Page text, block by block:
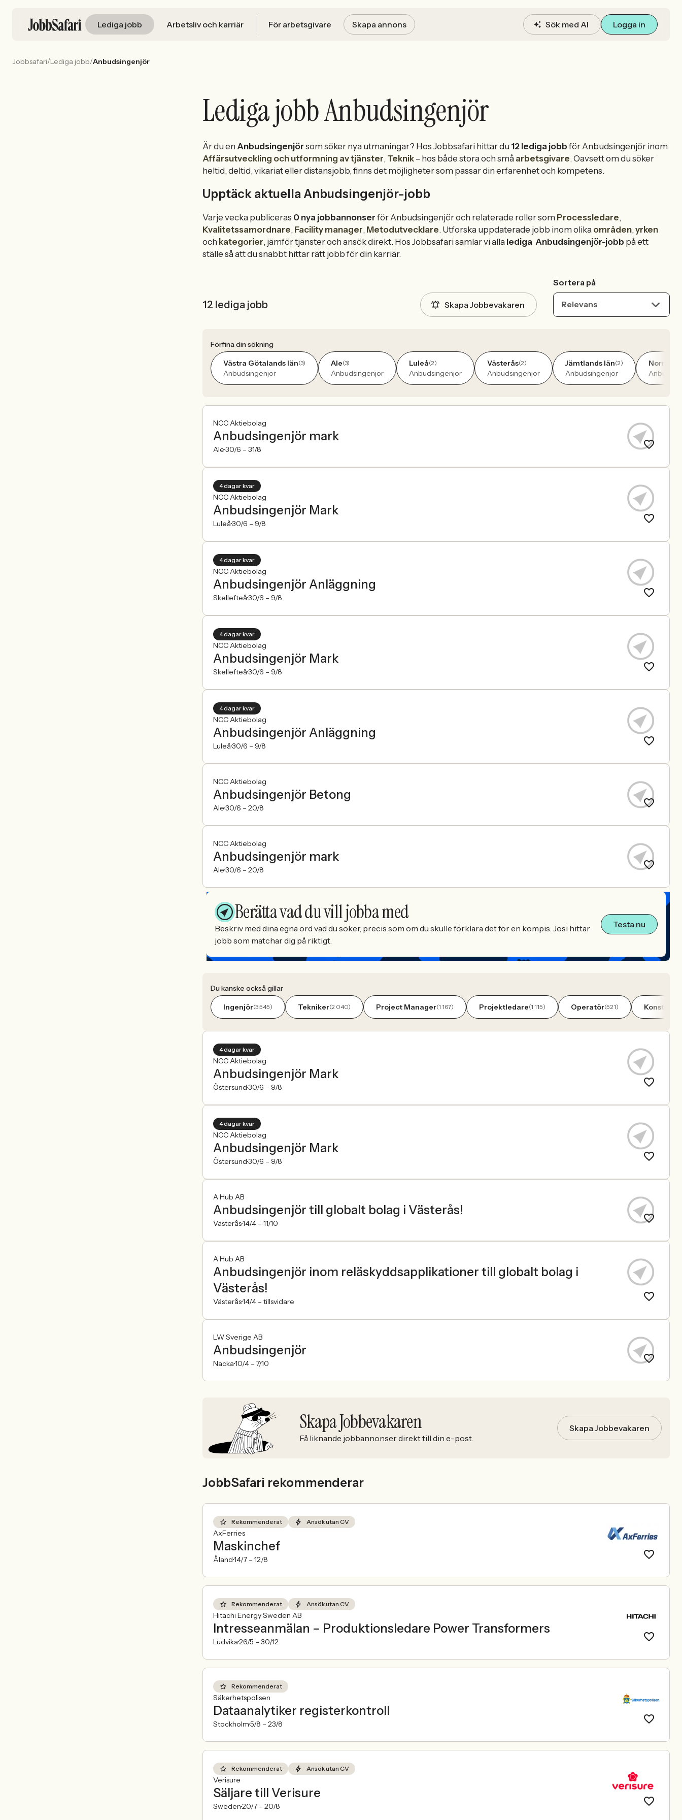
Lediga jobb Arbetsliv och karriär För arbetsgivare Skapa annons Sök med AI Logga in
Jobbsafari/Lediga jobb/Anbudsingenjör
Lediga jobb Anbudsingenjör
Är du en Anbudsingenjör som söker nya utmaningar? Hos Jobbsafari hittar du 12 lediga jobb för Anbudsingenjör inom
Affärsutveckling och utformning av tjänster, Teknik – hos både stora och små arbetsgivare. Oavsett om du söker
heltid, deltid, vikariat eller distansjobb, finns det möjligheter som passar din erfarenhet och kompetens.
Upptäck aktuella Anbudsingenjör-jobb
Varje vecka publiceras 0 nya jobbannonser för Anbudsingenjör och relaterade roller som Processledare,
Kvalitetssamordnare, Facility manager, Metodutvecklare. Utforska uppdaterade jobb inom olika områden,yrken
och kategorier, jämför tjänster och ansök direkt. Hos Jobbsafari samlar vi alla lediga Anbudsingenjör-jobb på ett
ställe så att du snabbt hittar rätt jobb för din karriär.
12 lediga jobb Skapa Jobbevakaren
Sortera på
Relevans
Förfina din sökning
Västra Götalands län(3)
Anbudsingenjör
Ale(3)
Anbudsingenjör
Luleå(2)
Anbudsingenjör
Västerås(2)
Anbudsingenjör
Jämtlands län(2)
Anbudsingenjör
NCC Aktiebolag
Anbudsingenjör mark
Ale30/6 – 31/8
4 dagar kvar
NCC Aktiebolag
Anbudsingenjör Mark
Luleå30/6 – 9/8
4 dagar kvar
NCC Aktiebolag
Anbudsingenjör Anläggning
Skellefteå30/6 – 9/8
4 dagar kvar
NCC Aktiebolag
Anbudsingenjör Mark
Skellefteå30/6 – 9/8
4 dagar kvar
NCC Aktiebolag
Anbudsingenjör Anläggning
Luleå30/6 – 9/8
NCC Aktiebolag
Anbudsingenjör Betong
Ale30/6 – 20/8
NCC Aktiebolag
Anbudsingenjör mark
Ale30/6 – 20/8
Berätta vad du vill jobba med
Beskriv med dina egna ord vad du söker, precis som om du skulle förklara det för en kompis. Josi hittar
jobb som matchar dig på riktigt.
Testa nu
Du kanske också gillar
Ingenjör(3 545) Tekniker(2 040) Project Manager(1 167) Projektledare(1 115) Operatör(521)
4 dagar kvar
NCC Aktiebolag
Anbudsingenjör Mark
Östersund30/6 – 9/8
4 dagar kvar
NCC Aktiebolag
Anbudsingenjör Mark
Östersund30/6 – 9/8
A Hub AB
Anbudsingenjör till globalt bolag i Västerås!
Västerås14/4 – 11/10
A Hub AB
Anbudsingenjör inom reläskyddsapplikationer till globalt bolag i
Västerås!
Västerås14/4 – tillsvidare
LW Sverige AB
Anbudsingenjör
Nacka10/4 – 7/10
Skapa Jobbevakaren
Få liknande jobbannonser direkt till din e-post.
Skapa Jobbevakaren
JobbSafari rekommenderar
Rekommenderat Ansök utan CV
AxFerries
Maskinchef
Åland14/7 – 12/8
Rekommenderat Ansök utan CV
Hitachi Energy Sweden AB
Intresseanmälan – Produktionsledare Power Transformers
Ludvika26/5 – 30/12
Rekommenderat
Säkerhetspolisen
Dataanalytiker registerkontroll
Stockholm5/8 – 23/8
Rekommenderat Ansök utan CV
Verisure
Säljare till Verisure
Sweden20/7 – 20/8